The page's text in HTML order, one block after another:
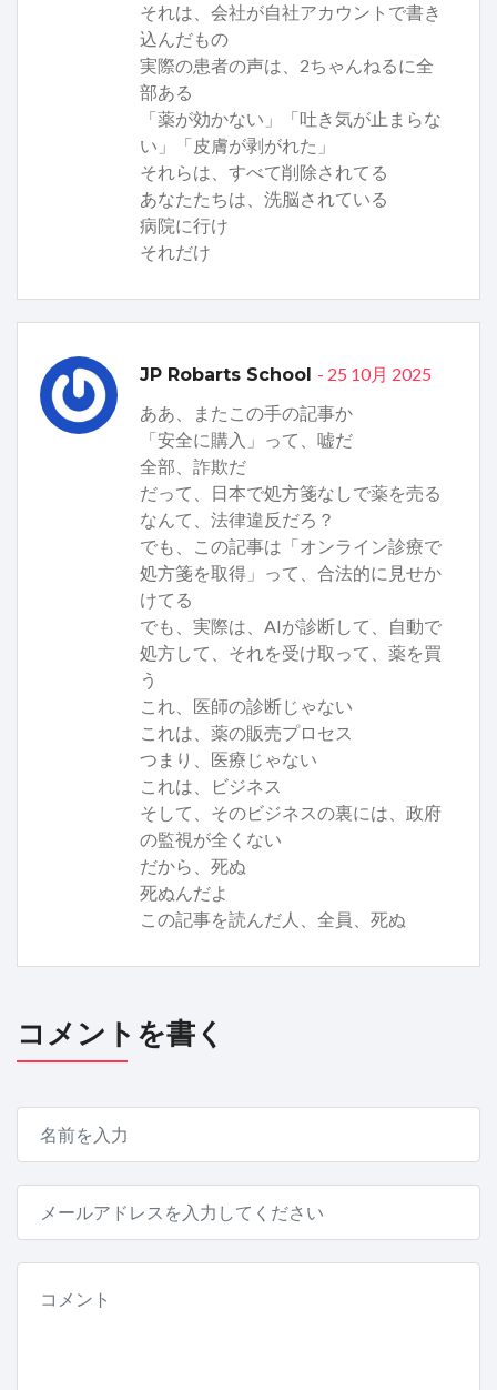
それは、会社が自社アカウントで書き
込んだもの
実際の患者の声は、2ちゃんねるに全
部ある
「薬が効かない」「吐き気が止まらな
い」「皮膚が剥がれた」
それらは、すべて削除されてる
あなたたちは、洗脳されている
病院に行け
それだけ
JP Robarts School - 25 10月 2025
ああ、またこの手の記事か
「安全に購入」って、嘘だ
全部、詐欺だ
だって、日本で処方箋なしで薬を売る
なんて、法律違反だろ？
でも、この記事は「オンライン診療で
処方箋を取得」って、合法的に見せか
けてる
でも、実際は、AIが診断して、自動で
処方して、それを受け取って、薬を買
う
これ、医師の診断じゃない
これは、薬の販売プロセス
つまり、医療じゃない
これは、ビジネス
そして、そのビジネスの裏には、政府
の監視が全くない
だから、死ぬ
死ぬんだよ
この記事を読んだ人、全員、死ぬ
コメントを書く